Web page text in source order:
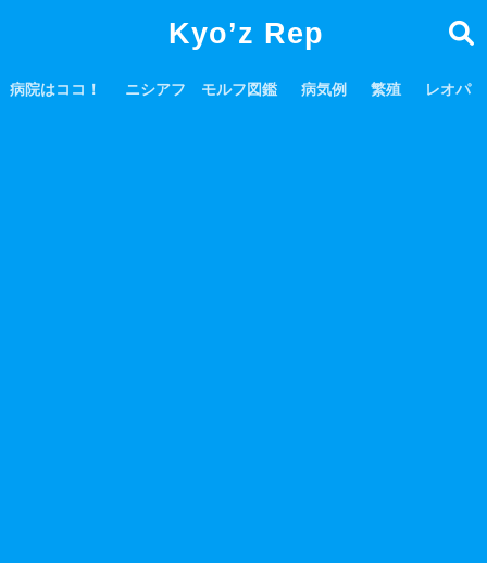
Kyo’z Rep
病院はココ！ ニシアフ モルフ図鑑 病気例 繁殖 レオパ